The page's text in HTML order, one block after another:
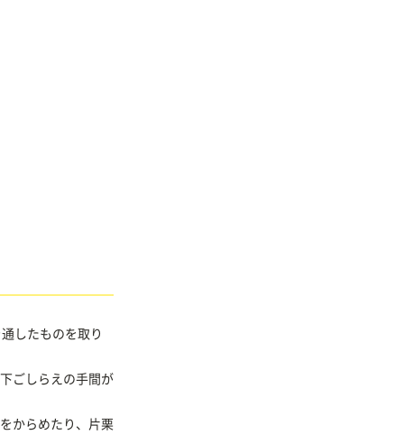
したものを取り
ごしらえの手間が
からめたり、片栗